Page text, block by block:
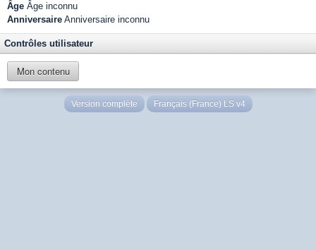
Âge Âge inconnu
Anniversaire Anniversaire inconnu
Contrôles utilisateur
Mon contenu
Version complète Français (France) LS v4